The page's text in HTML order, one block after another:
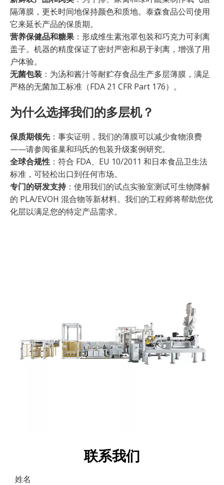
隔薄膜，更长时间地保持颜色和质地。泰森食品公司使用
它来延长产品的保质期。
营养保健品和糖果 ：形成维生素泡罩包装和巧克力可剥离
盖子。机器的精度保证了密封严密和易于剥离，增强了用
户体验。
无菌包装 ：为汤和酱汁等耐贮存食品生产多层薄膜，满足
严格的无菌加工标准（FDA 21 CFR Part 176）。
为什么选择我们的多层机？
保质期领先：事实证明，我们的薄膜可以减少食物浪费
——请参阅雀巢和玛氏的包装升级案例研究。
全球合规性 ：符合 FDA、EU 10/2011 和日本食品卫生法
标准，可轻松出口到任何市场。
专门的研发支持：使用我们的试点实验室测试可生物降解
的 PLA/EVOH 混合物等新材料。我们的工程师将帮助您优
化层以满足您的特定产品需求。
联系我们
姓名